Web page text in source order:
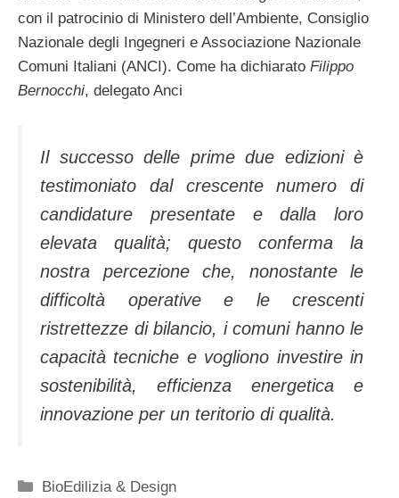
con il patrocinio di Ministero dell’Ambiente, Consiglio
Nazionale degli Ingegneri e Associazione Nazionale
Comuni Italiani (ANCI). Come ha dichiarato Filippo
Bernocchi, delegato Anci
Il successo delle prime due edizioni è
testimoniato dal crescente numero di
candidature presentate e dalla loro
elevata qualità; questo conferma la
nostra percezione che, nonostante le
difficoltà operative e le crescenti
ristrettezze di bilancio, i comuni hanno le
capacità tecniche e vogliono investire in
sostenibilità, efficienza energetica e
innovazione per un teritorio di qualità.
Categorie
BioEdilizia & Design